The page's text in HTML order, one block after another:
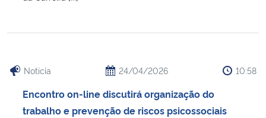
Notícia 24/04/2026 10:58
Encontro on-line discutirá organização do
trabalho e prevenção de riscos psicossociais